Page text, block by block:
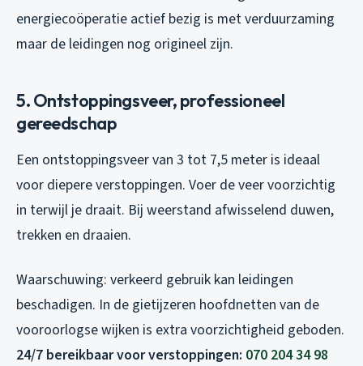
energiecoöperatie actief bezig is met verduurzaming
maar de leidingen nog origineel zijn.
5. Ontstoppingsveer, professioneel
gereedschap
Een ontstoppingsveer van 3 tot 7,5 meter is ideaal
voor diepere verstoppingen. Voer de veer voorzichtig
in terwijl je draait. Bij weerstand afwisselend duwen,
trekken en draaien.
Waarschuwing: verkeerd gebruik kan leidingen
beschadigen. In de gietijzeren hoofdnetten van de
vooroorlogse wijken is extra voorzichtigheid geboden.
24/7 bereikbaar voor verstoppingen: 070 204 34 98